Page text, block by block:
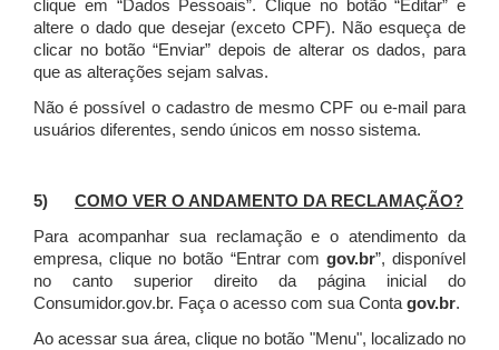
clique em “Dados Pessoais”. Clique no botão “Editar” e
altere o dado que desejar (exceto CPF). Não esqueça de
clicar no botão “Enviar” depois de alterar os dados, para
que as alterações sejam salvas.
Não é possível o cadastro de mesmo CPF ou e-mail para
usuários diferentes, sendo únicos em nosso sistema.
5) COMO VER O ANDAMENTO DA RECLAMAÇÃO?
Para acompanhar sua reclamação e o atendimento da
empresa, clique no botão “Entrar com gov.br”, disponível
no canto superior direito da página inicial do
Consumidor.gov.br. Faça o acesso com sua Contagov.br.
Ao acessar sua área, clique no botão "Menu", localizado no